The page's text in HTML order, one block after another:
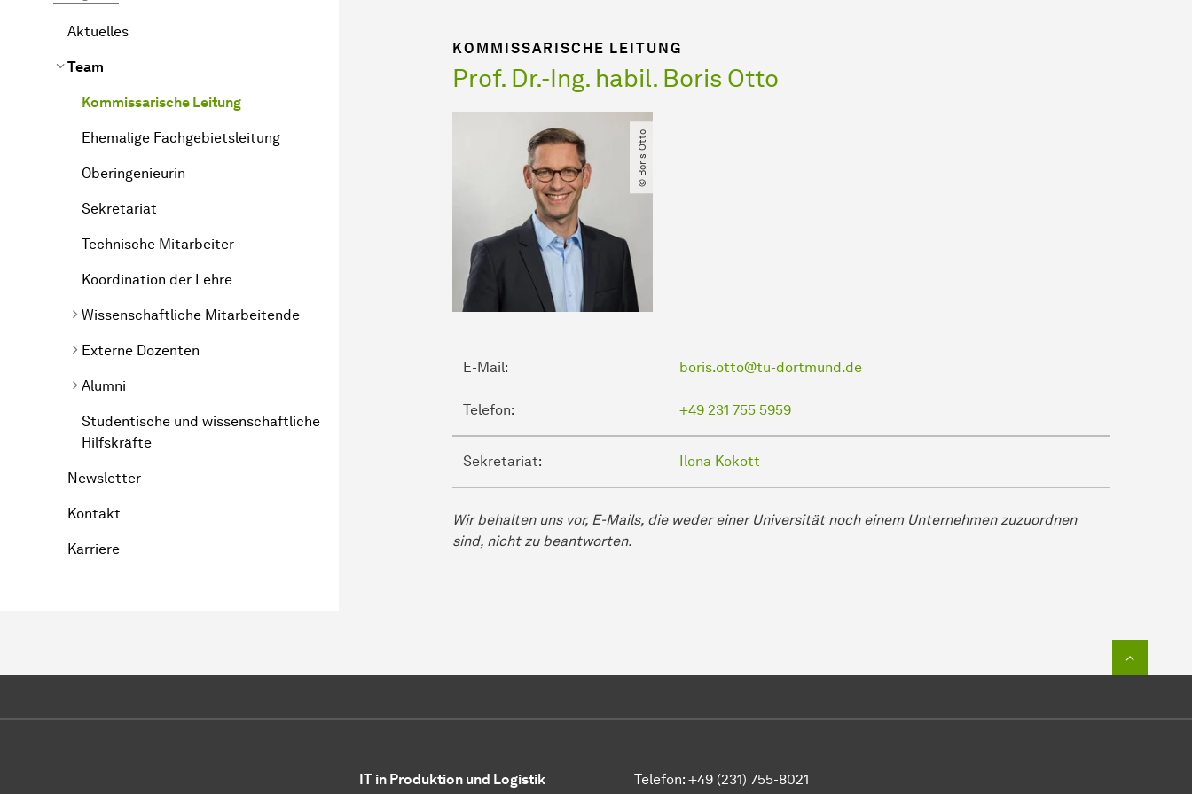
Aktuelles
Team
Kommissarische Leitung
Ehemalige Fachgebietsleitung
Oberingenieurin
Sekretariat
Technische Mitarbeiter
Koordination der Lehre
Wissenschaftliche Mitarbeitende
Externe Dozenten
Alumni
Studentische und wissenschaftliche
Hilfskräfte
Newsletter
Kontakt
Karriere
KOMMISSARISCHE LEITUNG
Prof. Dr.-Ing. habil. Boris Otto
© Boris Otto
E-Mail:
Telefon:
boris.otto@tu-dortmund.de
+49 231 755 5959
Sekretariat: Ilona Kokott
Wir behalten uns vor, E-Mails, die weder einer Universität noch einem Unternehmen zuzuordnen
sind, nicht zu beantworten.
IT in Produktion und Logistik
Telefon: +49 (231) 755-8021